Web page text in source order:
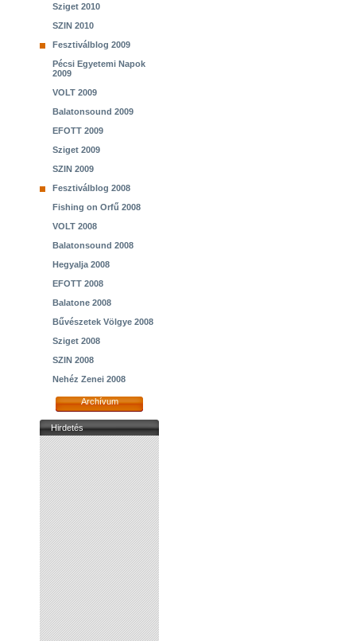
Sziget 2010
SZIN 2010
Fesztiválblog 2009
Pécsi Egyetemi Napok
2009
VOLT 2009
Balatonsound 2009
EFOTT 2009
Sziget 2009
SZIN 2009
Fesztiválblog 2008
Fishing on Orfű 2008
VOLT 2008
Balatonsound 2008
Hegyalja 2008
EFOTT 2008
Balatone 2008
Bűvészetek Völgye 2008
Sziget 2008
SZIN 2008
Nehéz Zenei 2008
Archívum
Hirdetés